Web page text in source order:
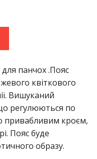
панчох .Пояс
квіткового
Вишуканий
регулюються по
привабливим кроєм,
Пояс буде
образу.